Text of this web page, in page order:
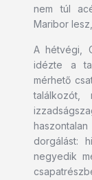
nem túl
Maribor
A hétvégi,
idézte a
mérhető
találkozót,
dorgálást:
negyedik